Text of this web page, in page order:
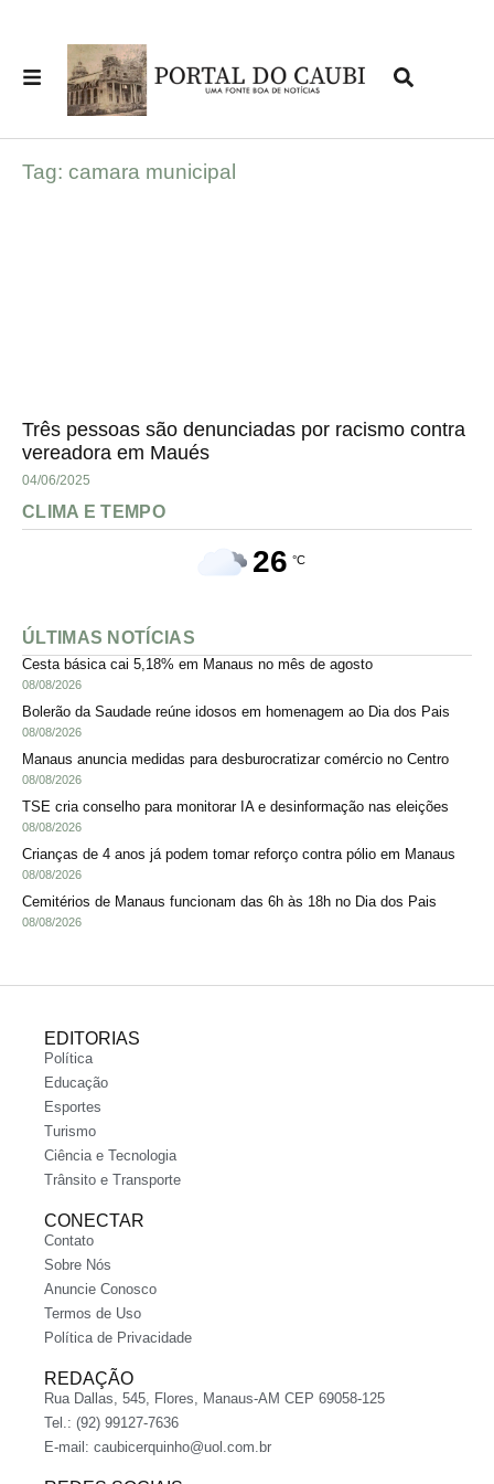
Tag: camara municipal
Três pessoas são denunciadas por racismo contra
vereadora em Maués
04/06/2025
CLIMA E TEMPO
26 °C
ÚLTIMAS NOTÍCIAS
Cesta básica cai 5,18% em Manaus no mês de agosto
08/08/2026
Bolerão da Saudade reúne idosos em homenagem ao Dia dos Pais
08/08/2026
Manaus anuncia medidas para desburocratizar comércio no Centro
08/08/2026
TSE cria conselho para monitorar IA e desinformação nas eleições
08/08/2026
Crianças de 4 anos já podem tomar reforço contra pólio em Manaus
08/08/2026
Cemitérios de Manaus funcionam das 6h às 18h no Dia dos Pais
08/08/2026
EDITORIAS
Política
Educação
Esportes
Turismo
Ciência e Tecnologia
Trânsito e Transporte
CONECTAR
Contato
Sobre Nós
Anuncie Conosco
Termos de Uso
Política de Privacidade
REDAÇÃO
Rua Dallas, 545, Flores, Manaus-AM CEP 69058-125
Tel.: (92) 99127-7636
E-mail: caubicerquinho@uol.com.br